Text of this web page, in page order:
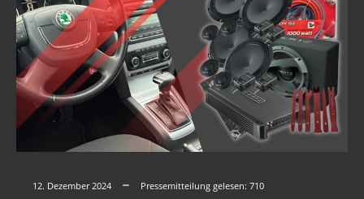
12. Dezember 2024 Pressemitteilung gelesen: 710